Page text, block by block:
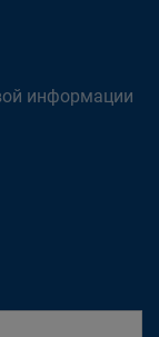
информации